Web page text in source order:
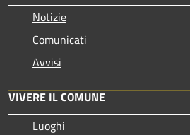
Notizie
Comunicati
Avvisi
VIVERE IL COMUNE
Luoghi